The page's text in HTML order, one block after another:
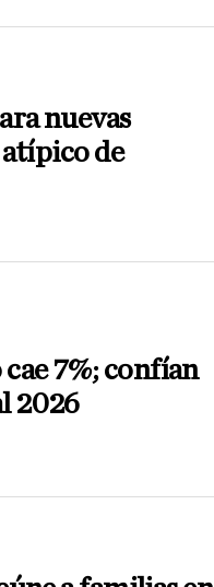
nuevas
de
7%; confían
2026